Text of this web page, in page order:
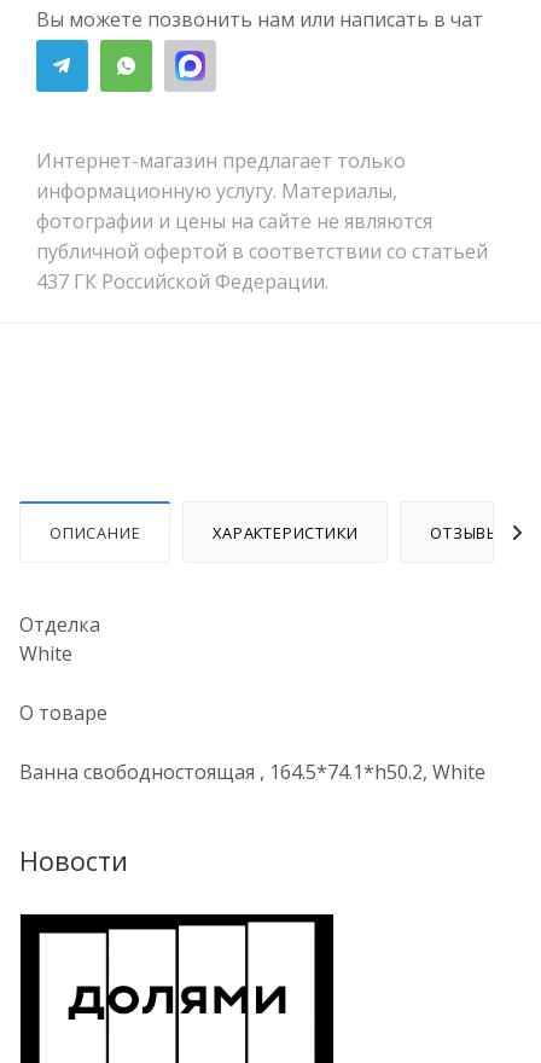
Вы можете позвонить нам или написать в чат
Интернет-магазин предлагает только
информационную услугу. Материалы,
фотографии и цены на сайте не являются
публичной офертой в соответствии со статьей
437 ГК Российской Федерации.
ОПИСАНИЕ ХАРАКТЕРИСТИКИ ОТЗЫВЫ
Отделка
White
О товаре
Ванна свободностоящая , 164.5*74.1*h50.2, White
Новости